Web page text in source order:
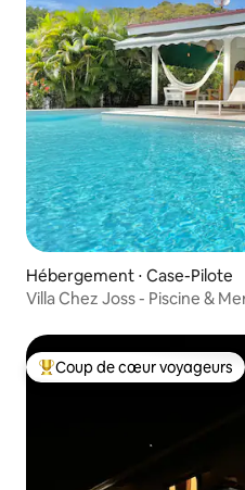
Hébergement ⋅ Case-Pilote
Villa Chez Joss - Piscine &
Coups de cœur voyageurs les
Coup de cœur voyageurs